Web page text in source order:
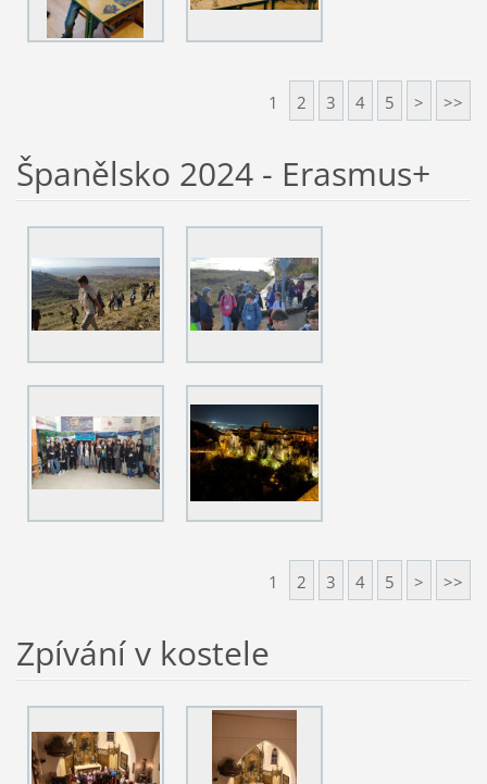
1 2 3 4 5 > >>
Španělsko 2024 - Erasmus+
1 2 3 4 5 > >>
Zpívání v kostele